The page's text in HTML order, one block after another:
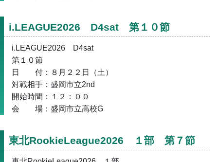
i.LEAGUE2026　D4sat　第１０節
i.LEAGUE2026　D4sat
第１０節
日　　付：８月２２日（土）
対戦相手：盛岡市立2nd
開始時間：１２：００
会　　場：盛岡市立高校G
東北RookieLeague2026　１部　第７節